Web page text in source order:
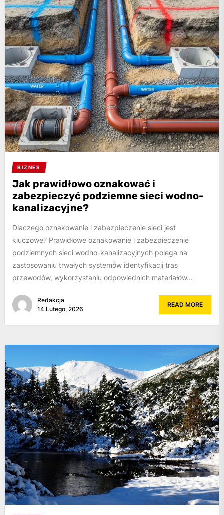
BIZNES
Jak prawidłowo oznakować i
zabezpieczyć podziemne sieci wodno-
kanalizacyjne?
Dlaczego oznakowanie i zabezpieczenie sieci jest
kluczowe? Prawidłowe oznakowanie i zabezpieczenie
podziemnych sieci wodno-kanalizacyjnych polega na
zastosowaniu trwałych systemów identyfikacji tras
przewodów, wykorzystaniu odpowiednich materiałów...
Redakcja
14 Lutego, 2026
READ MORE